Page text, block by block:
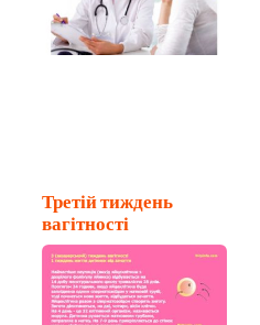
Третій тиждень
вагітності